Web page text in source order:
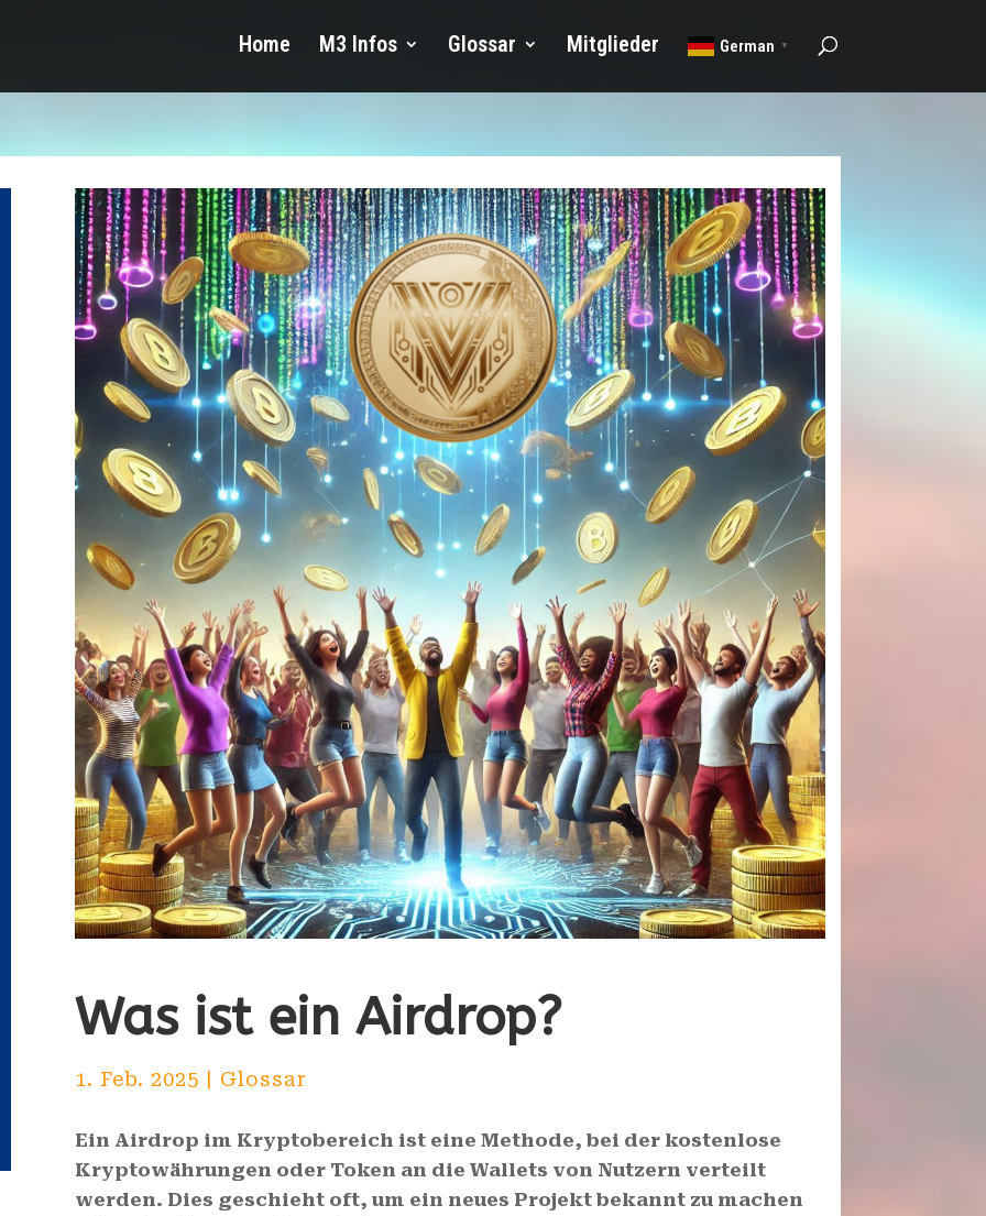
Home M3 Infos Glossar Mitglieder German ▼
Was ist ein Airdrop?
1. Feb. 2025 | Glossar
Ein Airdrop im Kryptobereich ist eine Methode, bei der kostenlose
Kryptowährungen oder Token an die Wallets von Nutzern verteilt
werden. Dies geschieht oft, um ein neues Projekt bekannt zu machen